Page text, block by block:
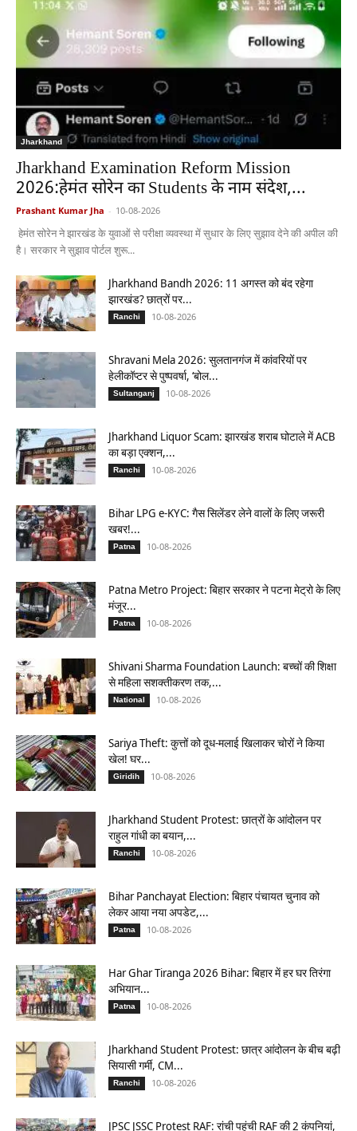
Jharkhand
Jharkhand Examination Reform Mission
2026:हेमंत सोरेन का Students के नाम संदेश,...
Prashant Kumar Jha - 10-08-2026
हेमंत सोरेन ने झारखंड के युवाओं से परीक्षा व्यवस्था में सुधार के लिए सुझाव देने की अपील की
है। सरकार ने सुझाव पोर्टल शुरू...
Jharkhand Bandh 2026: 11 अगस्त को बंद रहेगा
झारखंड? छात्रों पर...
Ranchi 10-08-2026
Shravani Mela 2026: सुलतानगंज में कांवरियों पर
हेलीकॉप्टर से पुष्पवर्षा, ‘बोल...
Sultanganj 10-08-2026
Jharkhand Liquor Scam: झारखंड शराब घोटाले में ACB
का बड़ा एक्शन,...
Ranchi 10-08-2026
Bihar LPG e-KYC: गैस सिलेंडर लेने वालों के लिए जरूरी
खबर!...
Patna 10-08-2026
Patna Metro Project: बिहार सरकार ने पटना मेट्रो के लिए
मंजूर...
Patna 10-08-2026
Shivani Sharma Foundation Launch: बच्चों की शिक्षा
से महिला सशक्तीकरण तक,...
National 10-08-2026
Sariya Theft: कुत्तों को दूध-मलाई खिलाकर चोरों ने किया
खेल! घर...
Giridih 10-08-2026
Jharkhand Student Protest: छात्रों के आंदोलन पर
राहुल गांधी का बयान,...
Ranchi 10-08-2026
Bihar Panchayat Election: बिहार पंचायत चुनाव को
लेकर आया नया अपडेट,...
Patna 10-08-2026
Har Ghar Tiranga 2026 Bihar: बिहार में हर घर तिरंगा
अभियान...
Patna 10-08-2026
Jharkhand Student Protest: छात्र आंदोलन के बीच बढ़ी
सियासी गर्मी, CM...
Ranchi 10-08-2026
JPSC JSSC Protest RAF: रांची पहुंची RAF की 2 कंपनियां,